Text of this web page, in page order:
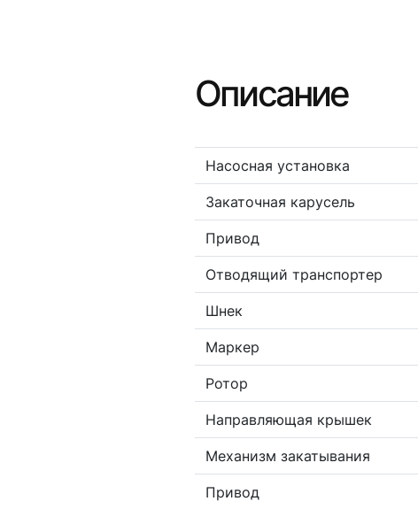
Описание
Насосная установка
Закаточная карусель
Привод
Отводящий транспортер
Шнек
Маркер
Ротор
Направляющая крышек
Механизм закатывания
Привод